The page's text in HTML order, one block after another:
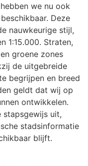
we nu ook
Deze
nauwkeurige stijl,
1:15.000. Straten,
groene zones
de uitgebreide
begrijpen en breed
geldt dat wij op
ontwikkelen.
stapsgewijs uit,
stadsinformatie
blijft.